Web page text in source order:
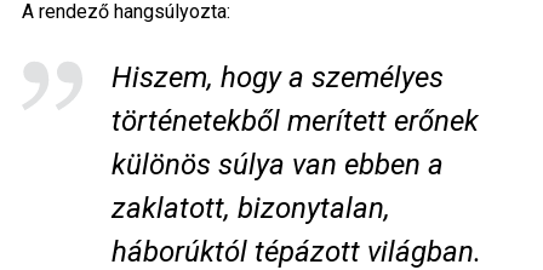
A rendező hangsúlyozta:
Hiszem, hogy a személyes
történetekből merített erőnek
különös súlya van ebben a
zaklatott, bizonytalan,
háborúktól tépázott világban.